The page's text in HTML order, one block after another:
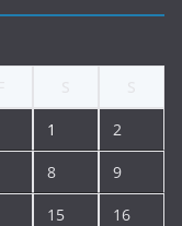
1 2
8 9
15 16